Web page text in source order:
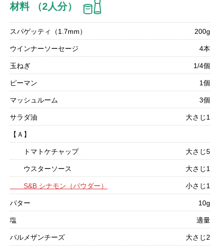
材料 （2人分）
スパゲッティ（1.7mm） 200g
ウインナーソーセージ 4本
玉ねぎ 1/4個
ピーマン 1個
マッシュルーム 3個
サラダ油 大さじ1
【Ａ】
トマトケチャップ 大さじ5
ウスターソース 大さじ1
S&B シナモン（パウダー） 小さじ1
バター 10g
塩 適量
パルメザンチーズ 大さじ2